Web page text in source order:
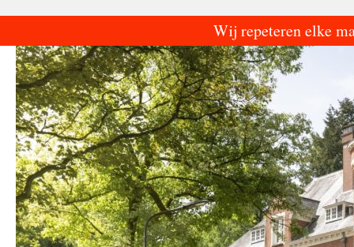
Wij repeteren elke
de
inhoud